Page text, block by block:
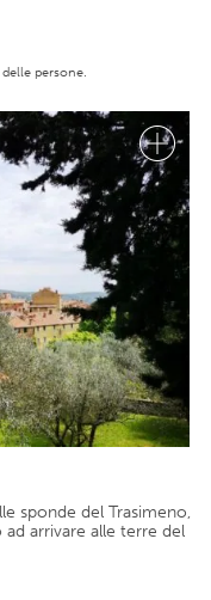
persone.
sponde del Trasimeno,
arrivare alle terre del